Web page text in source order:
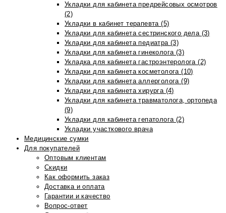
Укладки для кабинета предрейсовых осмотров
(2)
Укладки в кабинет терапевта (5)
Укладки для кабинета сестринского дела (3)
Укладки для кабинета педиатра (3)
Укладки для кабинета гинеколога (3)
Укладка для кабинета гастроэнтеролога (2)
Укладки для кабинета косметолога (10)
Укладки для кабинета аллерголога (9)
Укладки для кабинета хирурга (4)
Укладки для кабинета травматолога, ортопеда
(9)
Укладки для кабинета гепатолога (2)
Укладки участкового врача
Медицинские сумки
Для покупателей
Оптовым клиентам
Скидки
Как оформить заказ
Доставка и оплата
Гарантии и качество
Вопрос-ответ